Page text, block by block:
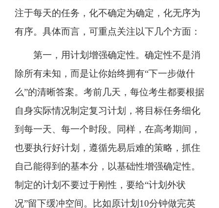
注于每天的任务，化不确定为确定，化无序为
有序。具体而言，可重点关注以下几个方面：
第一，用计划增强确定性。确定性不是消
除所有未知，而是让你始终拥有“下一步做什
么”的清晰答案。考前几天，每位考生都要根据
自身实际情况制定复习计划，将目标任务细化
到每一天、每一个时段。同样，在高考期间，
也要执行好计划，遵循先易后难的策略，抓住
自己能得到的基本分，以基础性增强确定性。
制定的计划不要过于刚性，要给“计划外状
况”留下缓冲空间。比如原计划10分钟做完英